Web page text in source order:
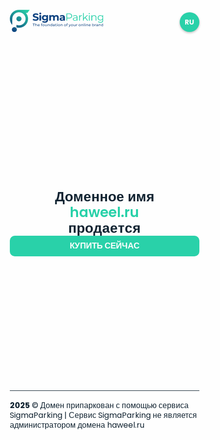
RU
Доменное имя
haweel.ru
продается
КУПИТЬ СЕЙЧАС
2025 © Домен припаркован с помощью сервиса
SigmaParking | Сервис SigmaParking не является
администратором домена haweel.ru